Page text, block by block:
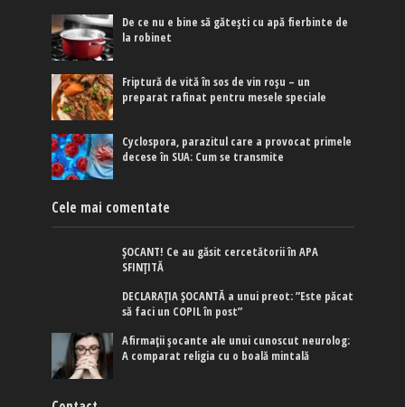
De ce nu e bine să gătești cu apă fierbinte de
la robinet
Friptură de vită în sos de vin roșu – un
preparat rafinat pentru mesele speciale
Cyclospora, parazitul care a provocat primele
decese în SUA: Cum se transmite
Cele mai comentate
ȘOCANT! Ce au găsit cercetătorii în APA
SFINȚITĂ
DECLARAȚIA ȘOCANTĂ a unui preot: ”Este păcat
să faci un COPIL în post”
Afirmaţii şocante ale unui cunoscut neurolog:
A comparat religia cu o boală mintală